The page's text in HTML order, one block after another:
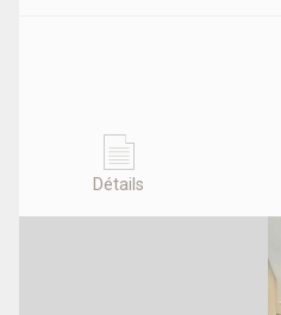
Détails